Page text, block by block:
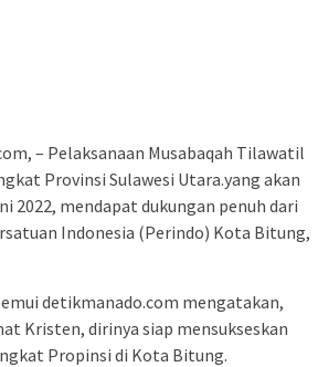
– Pelaksanaan Musabaqah Tilawatil
Provinsi Sulawesi Utara.yang akan
2022, mendapat dukungan penuh dari
Indonesia (Perindo) Kota Bitung,
detikmanado.com mengatakan,
Kristen, dirinya siap mensukseskan
Propinsi di Kota Bitung.